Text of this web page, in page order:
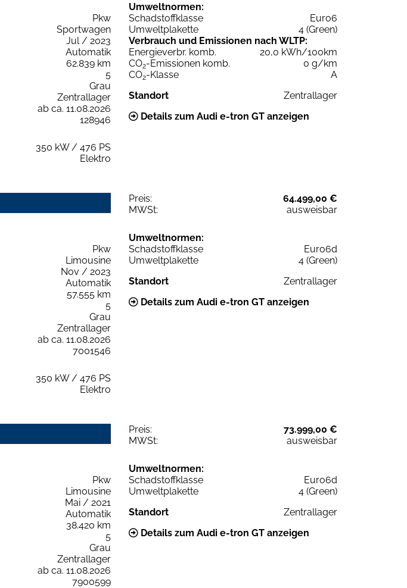
Pkw
Sportwagen
Jul / 2023
Automatik
62.839 km
5
Grau
Zentrallager
ab ca. 11.08.2026
128946
350 kW / 476 PS
Elektro
Umweltnormen:
Schadstoffklasse
Euro6
Umweltplakette
4 (Green)
Verbrauch und Emissionen nach WLTP:
Energieverbr. komb.
20,0 kWh/100km
CO2-Emissionen komb.
0 g/km
CO2-Klasse
A
Standort
Zentrallager
Details zum Audi e-tron GT anzeigen
Preis:
64.499,00 €
MWSt:
ausweisbar
Pkw
Limousine
Nov / 2023
Automatik
57.555 km
5
Grau
Zentrallager
ab ca. 11.08.2026
7001546
350 kW / 476 PS
Elektro
Umweltnormen:
Schadstoffklasse
Euro6d
Umweltplakette
4 (Green)
Standort
Zentrallager
Details zum Audi e-tron GT anzeigen
Preis:
73.999,00 €
MWSt:
ausweisbar
Pkw
Limousine
Mai / 2021
Automatik
38.420 km
5
Grau
Zentrallager
ab ca. 11.08.2026
7900599
Umweltnormen:
Schadstoffklasse
Euro6d
Umweltplakette
4 (Green)
Standort
Zentrallager
Details zum Audi e-tron GT anzeigen